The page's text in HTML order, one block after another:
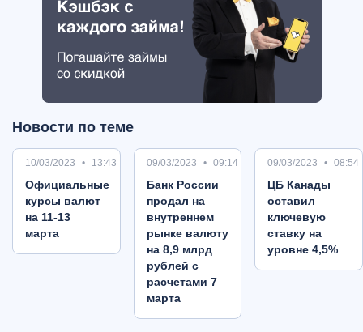
Новости по теме
10/03/2023 13:43
Oфициальные
курсы валют
на 11-13
марта
09/03/2023 09:14
Банк России
продал на
внутреннем
рынке валюту
на 8,9 млрд
рублей с
расчетами 7
марта
09/03/2023 08:54
ЦБ Канады
оставил
ключевую
ставку на
уровне 4,5%